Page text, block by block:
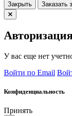
Закрыть Заказать
У вас еще нет
Войти по Email
Конфиденциальность
Принять